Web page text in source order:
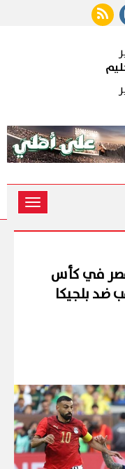
Toggle
مصر في كأس
مرتقب ضد بلجيكا